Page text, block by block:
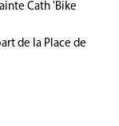
Cath 'Bike
de la Place de